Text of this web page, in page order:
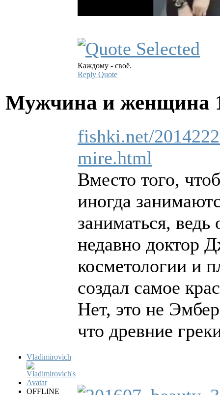
Каждому - своё.
Reply Quote
Мужчина и женщина
Vladimirovich
OFFLINE
fishki.net/
mire.html
Вместо того,
иногда
заниматься,
недавно доктор
косметологии и
создал самое
Нет, это не
что древние